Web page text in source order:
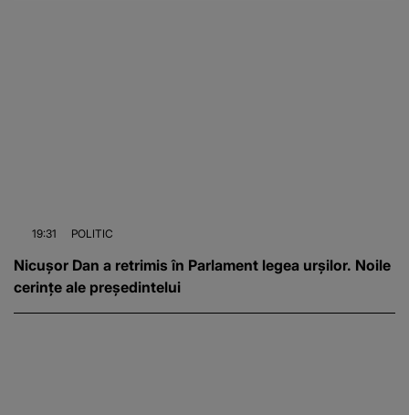
19:31 POLITIC
Nicușor Dan a retrimis în Parlament legea urșilor. Noile
cerințe ale președintelui